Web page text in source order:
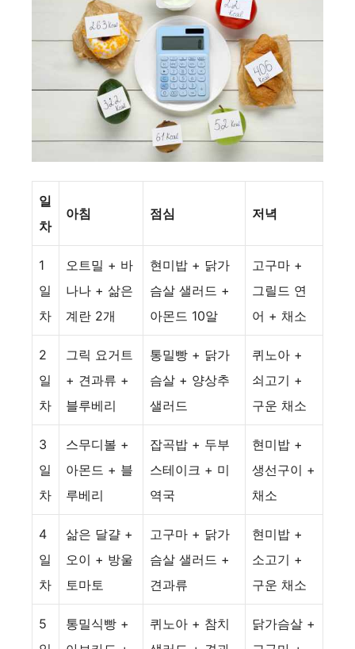
일
차
아침 점심 저녁
1
일
차
오트밀 + 바
나나 + 삶은
계란 2개
현미밥 + 닭가
슴살 샐러드 +
아몬드 10알
고구마 +
그릴드 연
어 + 채소
2
일
차
그릭 요거트
+ 견과류 +
블루베리
통밀빵 + 닭가
슴살 + 양상추
샐러드
퀴노아 +
쇠고기 +
구운 채소
3
일
차
스무디볼 +
아몬드 + 블
루베리
잡곡밥 + 두부
스테이크 + 미
역국
현미밥 +
생선구이 +
채소
4
일
차
삶은 달걀 +
오이 + 방울
토마토
고구마 + 닭가
슴살 샐러드 +
견과류
현미밥 +
소고기 +
구운 채소
5
통밀식빵 +
퀴노아 + 참치
닭가슴살 +